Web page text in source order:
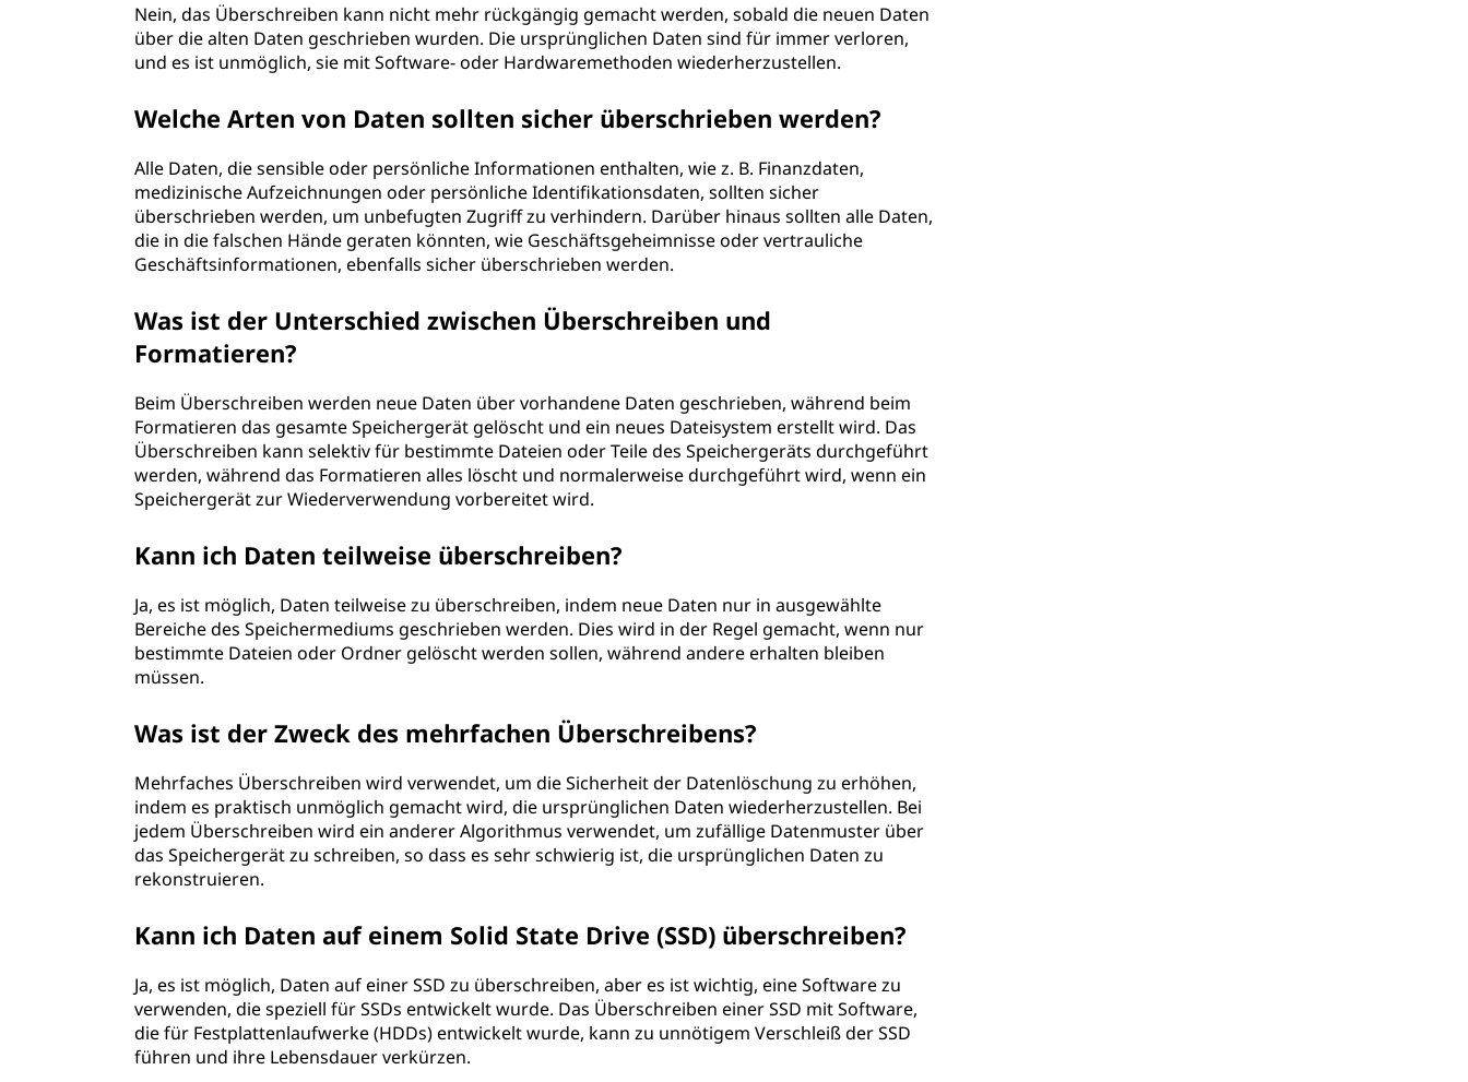
Nein, das Überschreiben kann nicht mehr rückgängig gemacht werden, sobald die neuen Daten
über die alten Daten geschrieben wurden. Die ursprünglichen Daten sind für immer verloren,
und es ist unmöglich, sie mit Software- oder Hardwaremethoden wiederherzustellen.
Welche Arten von Daten sollten sicher überschrieben werden?
Alle Daten, die sensible oder persönliche Informationen enthalten, wie z. B. Finanzdaten,
medizinische Aufzeichnungen oder persönliche Identifikationsdaten, sollten sicher
überschrieben werden, um unbefugten Zugriff zu verhindern. Darüber hinaus sollten alle Daten,
die in die falschen Hände geraten könnten, wie Geschäftsgeheimnisse oder vertrauliche
Geschäftsinformationen, ebenfalls sicher überschrieben werden.
Was ist der Unterschied zwischen Überschreiben und
Formatieren?
Beim Überschreiben werden neue Daten über vorhandene Daten geschrieben, während beim
Formatieren das gesamte Speichergerät gelöscht und ein neues Dateisystem erstellt wird. Das
Überschreiben kann selektiv für bestimmte Dateien oder Teile des Speichergeräts durchgeführt
werden, während das Formatieren alles löscht und normalerweise durchgeführt wird, wenn ein
Speichergerät zur Wiederverwendung vorbereitet wird.
Kann ich Daten teilweise überschreiben?
Ja, es ist möglich, Daten teilweise zu überschreiben, indem neue Daten nur in ausgewählte
Bereiche des Speichermediums geschrieben werden. Dies wird in der Regel gemacht, wenn nur
bestimmte Dateien oder Ordner gelöscht werden sollen, während andere erhalten bleiben
müssen.
Was ist der Zweck des mehrfachen Überschreibens?
Mehrfaches Überschreiben wird verwendet, um die Sicherheit der Datenlöschung zu erhöhen,
indem es praktisch unmöglich gemacht wird, die ursprünglichen Daten wiederherzustellen. Bei
jedem Überschreiben wird ein anderer Algorithmus verwendet, um zufällige Datenmuster über
das Speichergerät zu schreiben, so dass es sehr schwierig ist, die ursprünglichen Daten zu
rekonstruieren.
Kann ich Daten auf einem Solid State Drive (SSD) überschreiben?
Ja, es ist möglich, Daten auf einer SSD zu überschreiben, aber es ist wichtig, eine Software zu
verwenden, die speziell für SSDs entwickelt wurde. Das Überschreiben einer SSD mit Software,
die für Festplattenlaufwerke (HDDs) entwickelt wurde, kann zu unnötigem Verschleiß der SSD
führen und ihre Lebensdauer verkürzen.